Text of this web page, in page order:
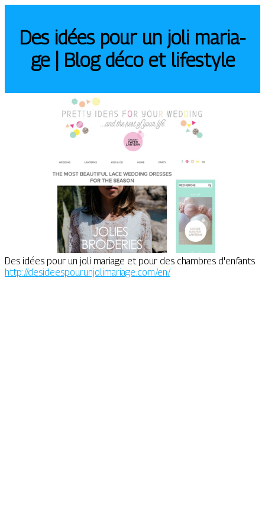
Des idées­ pour un ­joli maria­
ge | Blog déco et lifestyle
Des idées pour un joli mariage et pour des chambres d'enfants
http://desideespourunjolimariage.com/en/